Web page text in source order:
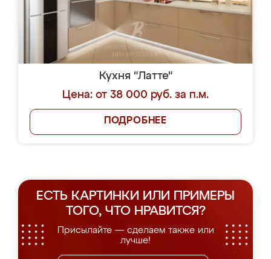
Кухня "Латте"
Цена: от 38 000 руб. за п.м.
ПОДРОБНЕЕ
ЕСТЬ КАРТИНКИ ИЛИ ПРИМЕРЫ
ТОГО, ЧТО НРАВИТСЯ?
Присылайте — сделаем также или
лучше!